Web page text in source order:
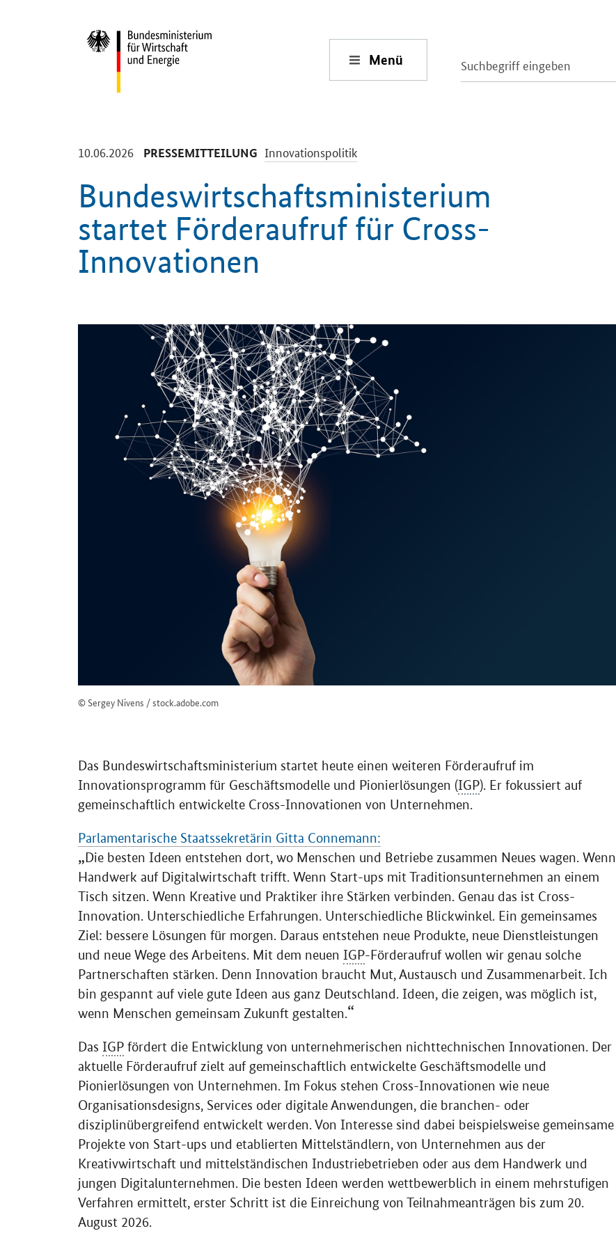
Menü
10.06.2026 -
PRESSEMITTEILUNG -
Innovationspolitik
Bundeswirtschaftsministerium
startet Förderaufruf für Cross-
Innovationen
© Sergey Nivens / stock.adobe.com
Das Bundeswirtschaftsministerium startet heute einen weiteren Förderaufruf im
Innovationsprogramm für Geschäftsmodelle und Pionierlösungen (IGP). Er fokussiert auf
gemeinschaftlich entwickelte Cross-Innovationen von Unternehmen.
Parlamentarische Staatssekretärin Gitta Connemann:
Die besten Ideen entstehen dort, wo Menschen und Betriebe zusammen Neues wagen. Wenn
Handwerk auf Digitalwirtschaft trifft. Wenn Start-ups mit Traditionsunternehmen an einem
Tisch sitzen. Wenn Kreative und Praktiker ihre Stärken verbinden. Genau das ist Cross-
Innovation. Unterschiedliche Erfahrungen. Unterschiedliche Blickwinkel. Ein gemeinsames
Ziel: bessere Lösungen für morgen. Daraus entstehen neue Produkte, neue Dienstleistungen
und neue Wege des Arbeitens. Mit dem neuen IGP-Förderaufruf wollen wir genau solche
Partnerschaften stärken. Denn Innovation braucht Mut, Austausch und Zusammenarbeit. Ich
bin gespannt auf viele gute Ideen aus ganz Deutschland. Ideen, die zeigen, was möglich ist,
wenn Menschen gemeinsam Zukunft gestalten.
Das IGP fördert die Entwicklung von unternehmerischen nichttechnischen Innovationen. Der
aktuelle Förderaufruf zielt auf gemeinschaftlich entwickelte Geschäftsmodelle und
Pionierlösungen von Unternehmen. Im Fokus stehen Cross-Innovationen wie neue
Organisationsdesigns, Services oder digitale Anwendungen, die branchen- oder
disziplinübergreifend entwickelt werden. Von Interesse sind dabei beispielsweise gemeinsame
Projekte von Start-ups und etablierten Mittelständlern, von Unternehmen aus der
Kreativwirtschaft und mittelständischen Industriebetrieben oder aus dem Handwerk und
jungen Digitalunternehmen. Die besten Ideen werden wettbewerblich in einem mehrstufigen
Verfahren ermittelt, erster Schritt ist die Einreichung von Teilnahmeanträgen bis zum 20.
August 2026.